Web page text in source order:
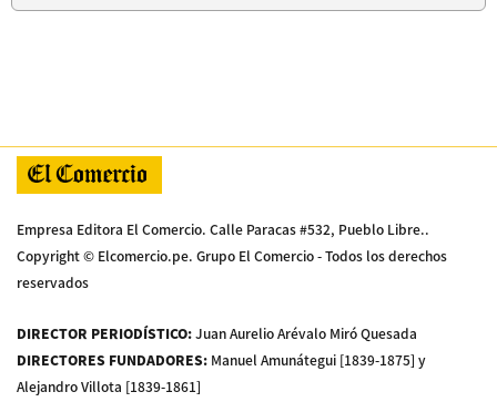
Empresa Editora El Comercio. Calle Paracas #532, Pueblo Libre..
Copyright © Elcomercio.pe. Grupo El Comercio - Todos los derechos
reservados
DIRECTOR PERIODÍSTICO:Juan Aurelio Arévalo Miró Quesada
DIRECTORES FUNDADORES: Manuel Amunátegui [1839-1875] y
Alejandro Villota [1839-1861]